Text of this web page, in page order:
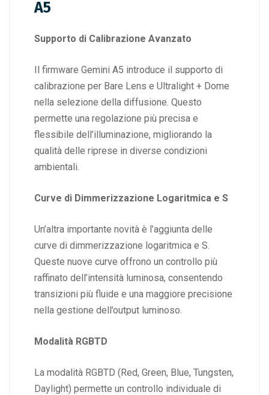
A5
Supporto di Calibrazione Avanzato
Il firmware Gemini A5 introduce il supporto di
calibrazione per Bare Lens e Ultralight + Dome
nella selezione della diffusione. Questo
permette una regolazione più precisa e
flessibile dell’illuminazione, migliorando la
qualità delle riprese in diverse condizioni
ambientali.
Curve di Dimmerizzazione Logaritmica e S
Un’altra importante novità è l’aggiunta delle
curve di dimmerizzazione logaritmica e S.
Queste nuove curve offrono un controllo più
raffinato dell’intensità luminosa, consentendo
transizioni più fluide e una maggiore precisione
nella gestione dell’output luminoso.
Modalità RGBTD
La modalità RGBTD (Red, Green, Blue, Tungsten,
Daylight) permette un controllo individuale di